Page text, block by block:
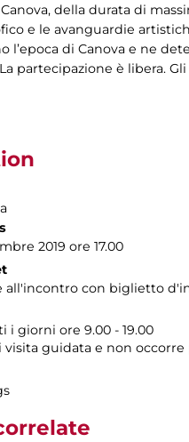
Canova, della durata di
e le avanguardie
l’epoca di Canova e ne
partecipazione è libera.
2019 ore 17.00
all'incontro con biglietto
i giorni ore 9.00 - 19.00
visita guidata e non